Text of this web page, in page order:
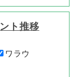
ト推移
ワラウ